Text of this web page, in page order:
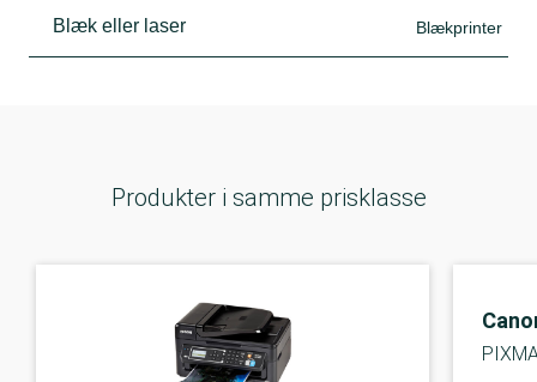
Blæk eller laser Blækprinter
Produkter i samme prisklasse